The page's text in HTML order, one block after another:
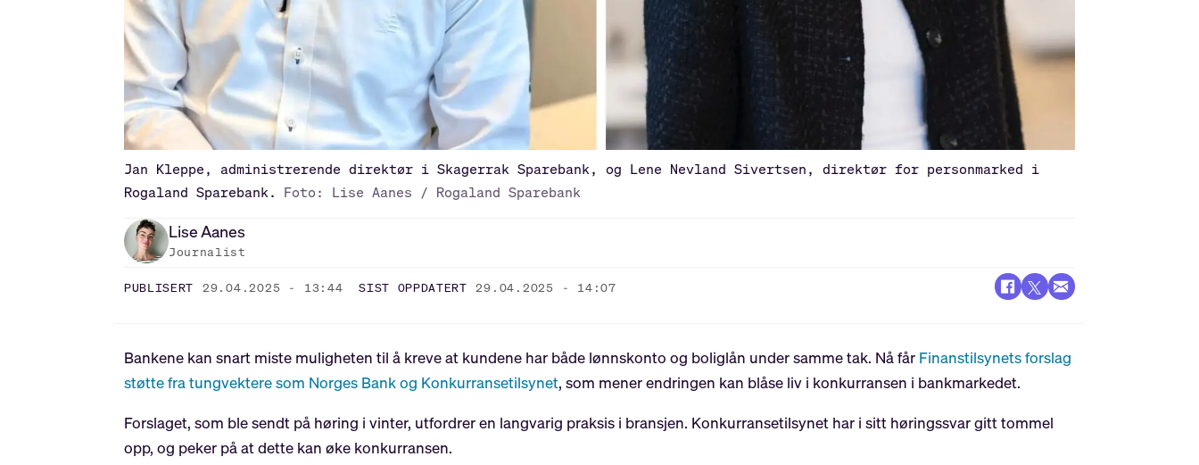
Jan Kleppe, administrerende direktør i Skagerrak Sparebank, og Lene Nevland Sivertsen, direktør for personmarked i
Rogaland Sparebank. Foto: Lise Aanes / Rogaland Sparebank
LiseAanes
Journalist
PUBLISERT 29.04.2025 - 13:44 SIST OPPDATERT 29.04.2025 - 14:07
Bankene kan snart miste muligheten til å kreve at kundene har både lønnskonto og boliglån under samme tak. Nå får Finanstilsynets forslag
støtte fra tungvektere som Norges Bank og Konkurransetilsynet, som mener endringen kan blåse liv i konkurransen i bankmarkedet.
Forslaget, som ble sendt på høring i vinter, utfordrer en langvarig praksis i bransjen. Konkurransetilsynet har i sitt høringssvar gitt tommel
opp, og peker på at dette kan øke konkurransen.